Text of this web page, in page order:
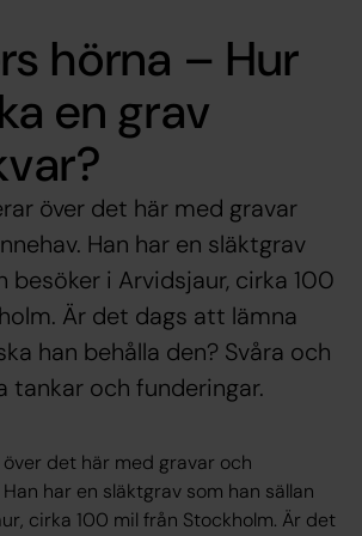
hörna – Hur
en grav
över det här med gravar
Han har en släktgrav
besöker i Arvidsjaur, cirka 100
Är det dags att lämna
han behålla den? Svåra och
tankar och funderingar.
det här med gravar och
har en släktgrav som han sällan
cirka 100 mil från Stockholm. Är det